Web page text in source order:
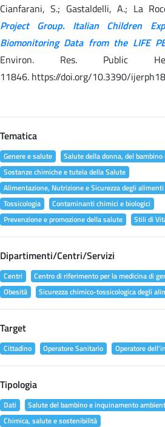
Cianfarani, S.; Gastaldelli, A.; La
Project Group. Italian Children
Biomonitoring Data from the LIFE
Environ. Res. Public
11846. https://doi.org/10.3390/
Tematica
Genere e salute
Salute della donna, del
Sostanze chimiche e tutela della Salute
Alimentazione, Nutrizione e Sicurezza degli alimenti
Tossicologia
Contaminanti chimici e biologici
Prevenzione e promozione della salute
Stili di
Dipartimenti/Centri/Servizi
Centri Centro di riferimento per la medicina di
Obesità
Sicurezza chimico-tossicologica degli
Target
Cittadino Operatore Sanitario Operatore
Tipologia
Dati
Salute del bambino e inquinamento
Chimica, salute e sostenibilità